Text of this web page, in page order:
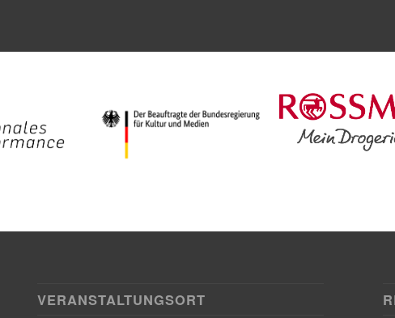
VERANSTALTUNGSORT